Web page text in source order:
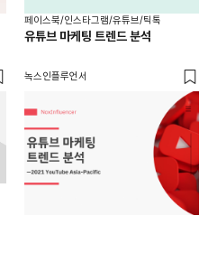
페이스북/인스타그램/유튜브/틱톡
유튜브 마케팅 트렌드 분석
녹스인플루언서